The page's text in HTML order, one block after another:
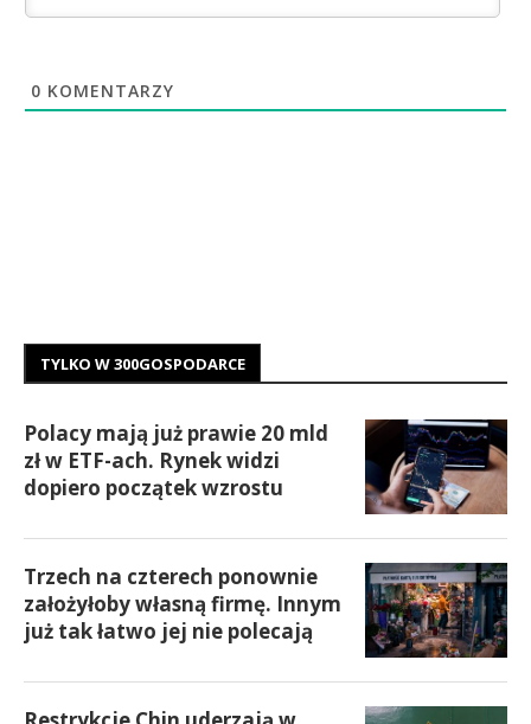
0 KOMENTARZY
TYLKO W 300GOSPODARCE
Polacy mają już prawie 20 mld
zł w ETF-ach. Rynek widzi
dopiero początek wzrostu
Trzech na czterech ponownie
założyłoby własną firmę. Innym
już tak łatwo jej nie polecają